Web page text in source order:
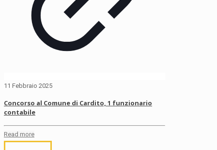
11 Febbraio 2025
Concorso al Comune di Cardito, 1 funzionario
contabile
Read more